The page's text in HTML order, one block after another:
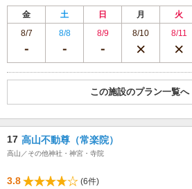
金 土 日 月 火
8/7
8/8 8/9 8/10 8/11
この施設のプラン一覧へ
17 高山不動尊（常楽院）
高山／その他神社・神宮・寺院
3.8
(6件)